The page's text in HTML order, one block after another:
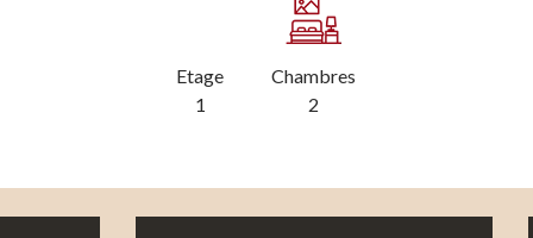
Etage
1
Chambres
2